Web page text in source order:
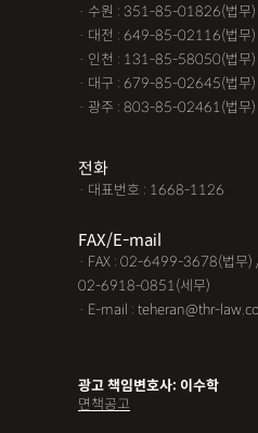
· 수원 : 351-85-01826(법무)
· 대전 : 649-85-02116(법무)
· 인천 : 131-85-58050(법무)
· 대구 : 679-85-02645(법무)
· 광주 : 803-85-02461(법무)
전화
· 대표번호 : 1668-1126
FAX/E-mail
· FAX : 02-6499-3678(법
02-6918-0851(세무)
· E-mail : teheran@thr-
광고 책임변호사: 이수학
면책공고